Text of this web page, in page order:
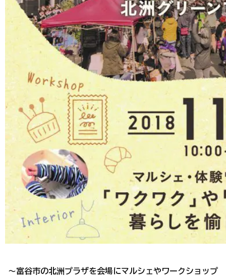
～富谷市の北洲プラザを会場にマルシェやワークショップ